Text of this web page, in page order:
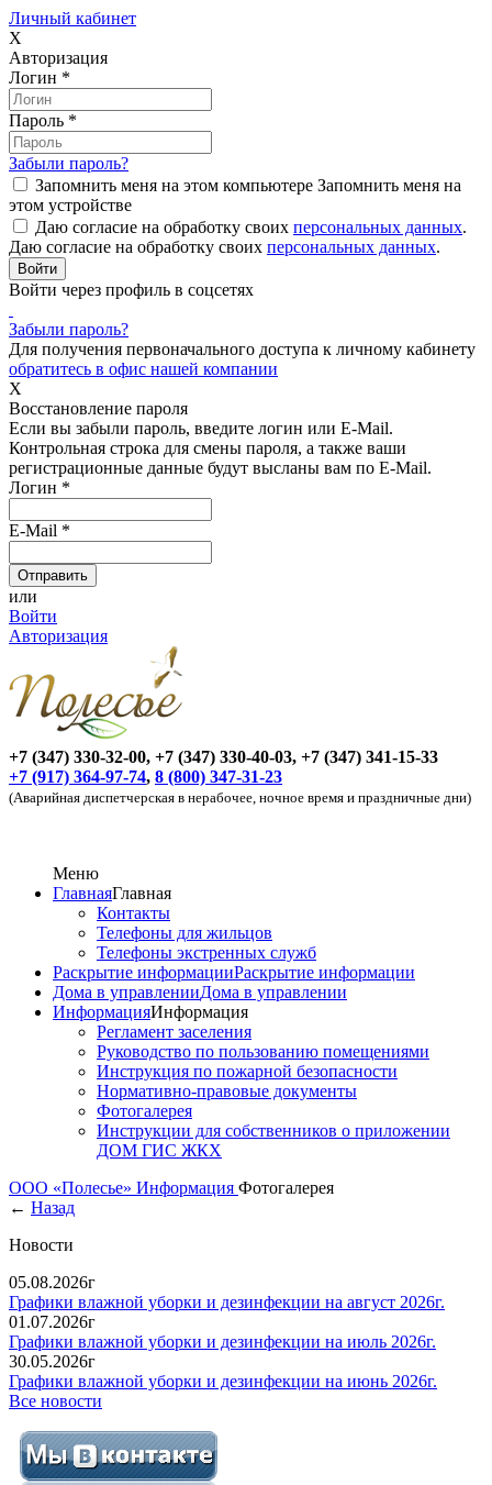
Личный кабинет
X
Авторизация
Логин *
Пароль *
Забыли пароль?
Запомнить меня на этом компьютере Запомнить меня на
этом устройстве
Даю согласие на обработку своих персональных данных.
Даю согласие на обработку своих персональных данных.
Войти через профиль в соцсетях
Забыли пароль?
Для получения первоначального доступа к личному кабинету
обратитесь в офис нашей компании
X
Восстановление пароля
Если вы забыли пароль, введите логин или E-Mail.
Контрольная строка для смены пароля, а также ваши
регистрационные данные будут высланы вам по E-Mail.
Логин *
E-Mail *
или
Войти
Авторизация
+7 (347) 330-32-00, +7 (347) 330-40-03, +7 (347) 341-15-33
+7 (917) 364-97-74, 8 (800) 347-31-23
(Аварийная диспетчерская в нерабочее, ночное время и праздничные дни)
Меню
ГлавнаяГлавная
Контакты
Телефоны для жильцов
Телефоны экстренных служб
Раскрытие информацииРаскрытие информации
Дома в управленииДома в управлении
ИнформацияИнформация
Регламент заселения
Руководство по пользованию помещениями
Инструкция по пожарной безопасности
Нормативно-правовые документы
Фотогалерея
Инструкции для собственников о приложении
ДОМ ГИС ЖКХ
ООО «Полесье» Информация Фотогалерея
← Назад
Новости
05.08.2026г
Графики влажной уборки и дезинфекции на август 2026г.
01.07.2026г
Графики влажной уборки и дезинфекции на июль 2026г.
30.05.2026г
Графики влажной уборки и дезинфекции на июнь 2026г.
Все новости